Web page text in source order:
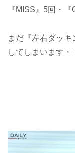
『MISS』5回・
まだ『左右ダッ
してしまいます